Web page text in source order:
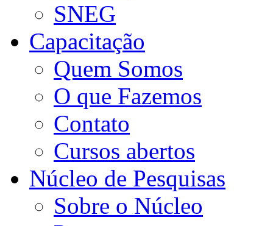
SNEG
Capacitação
Quem Somos
O que Fazemos
Contato
Cursos abertos
Núcleo de Pesquisas
Sobre o Núcleo